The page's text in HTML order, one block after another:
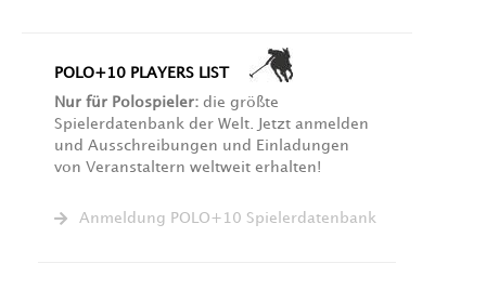
POLO+10 PLAYERS LIST
Nur für Polospieler: die größte
Spielerdatenbank der Welt. Jetzt anmelden
und Ausschreibungen und Einladungen
von Veranstaltern weltweit erhalten!
Anmeldung POLO+10 Spielerdatenbank